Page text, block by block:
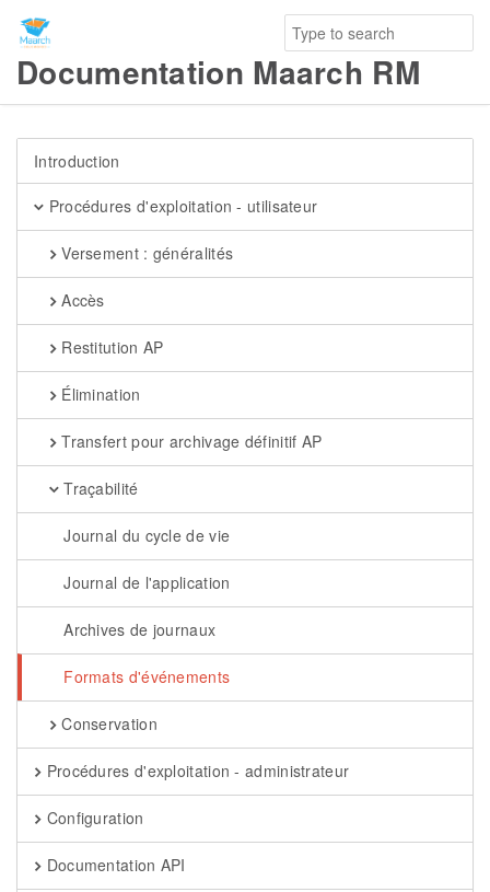
Documentation Maarch RM
Introduction
Procédures d'exploitation - utilisateur
Versement : généralités
Accès
Restitution AP
Élimination
Transfert pour archivage définitif AP
Traçabilité
Journal du cycle de vie
Journal de l'application
Archives de journaux
Formats d'événements
Conservation
Procédures d'exploitation - administrateur
Configuration
Documentation API